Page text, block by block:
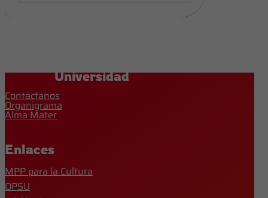
Universidad
Contáctanos
Organigrama
Alma Mater
Enlaces
MPP para la Cultura
OPSU